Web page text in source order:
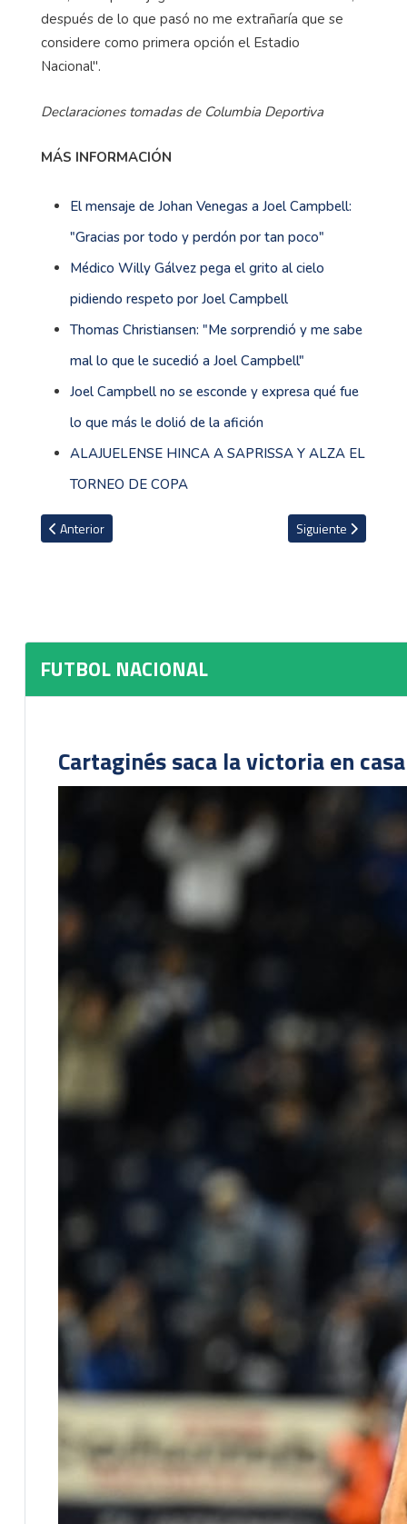
después de lo que pasó no me extrañaría que se
considere como primera opción el Estadio
Nacional".
Declaraciones tomadas de Columbia Deportiva
MÁS INFORMACIÓN
El mensaje de Johan Venegas a Joel Campbell:
"Gracias por todo y perdón por tan poco"
Médico Willy Gálvez pega el grito al cielo
pidiendo respeto por Joel Campbell
Thomas Christiansen: "Me sorprendió y me sabe
mal lo que le sucedió a Joel Campbell"
Joel Campbell no se esconde y expresa qué fue
lo que más le dolió de la afición
ALAJUELENSE HINCA A SAPRISSA Y ALZA EL
TORNEO DE COPA
Artículo anterior: ALAJUELENSE HINCA A SAPRISSA Y ALZA EL
Anterior Artículo siguiente:
Siguiente
FUTBOL NACIONAL
Cartaginés saca la victoria en